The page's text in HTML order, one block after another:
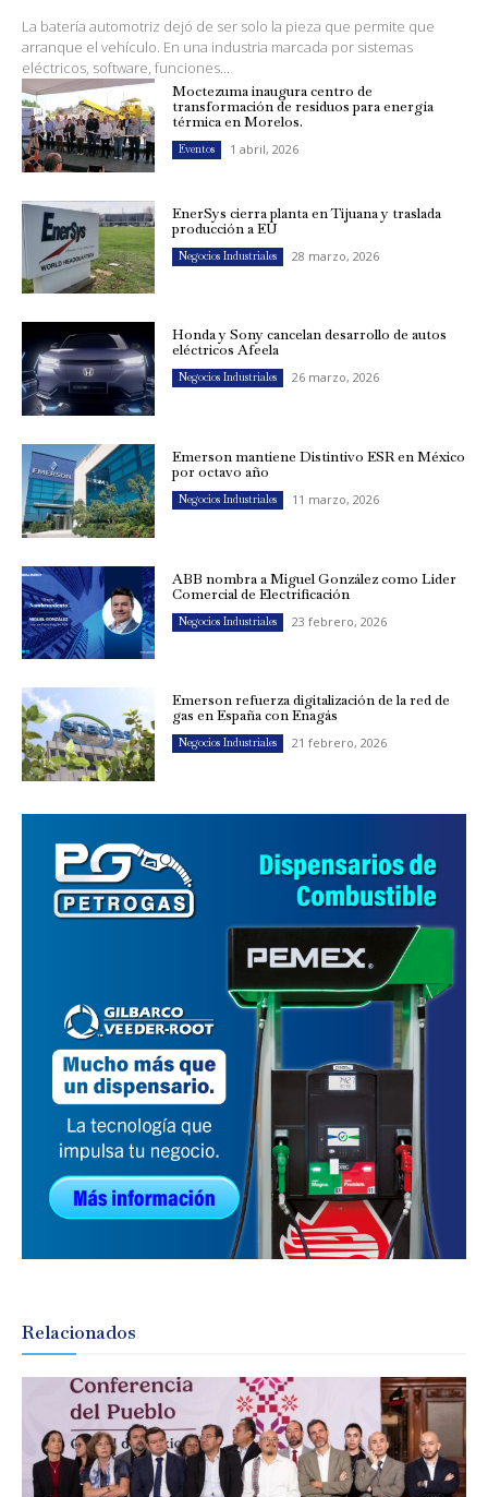
La batería automotriz dejó de ser solo la pieza que permite que
arranque el vehículo. En una industria marcada por sistemas
eléctricos, software, funciones...
Moctezuma inaugura centro de
transformación de residuos para energía
térmica en Morelos.
Eventos 1 abril, 2026
EnerSys cierra planta en Tijuana y traslada
producción a EU
Negocios Industriales 28 marzo, 2026
Honda y Sony cancelan desarrollo de autos
eléctricos Afeela
Negocios Industriales 26 marzo, 2026
Emerson mantiene Distintivo ESR en México
por octavo año
Negocios Industriales 11 marzo, 2026
ABB nombra a Miguel González como Líder
Comercial de Electrificación
Negocios Industriales 23 febrero, 2026
Emerson refuerza digitalización de la red de
gas en España con Enagás
Negocios Industriales 21 febrero, 2026
Relacionados